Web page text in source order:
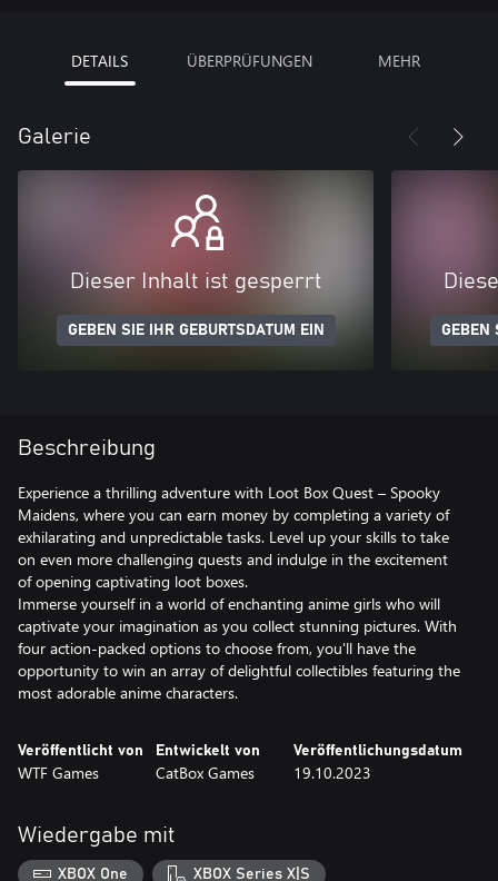
DETAILS ÜBERPRÜFUNGEN MEHR
Galerie
Dieser Inhalt ist gesperrt
GEBEN SIE IHR GEBURTSDATUM EIN GEBEN
Beschreibung
Experience a thrilling adventure with Loot Box Quest – Spooky
Maidens, where you can earn money by completing a variety of
exhilarating and unpredictable tasks. Level up your skills to take
on even more challenging quests and indulge in the excitement
of opening captivating loot boxes.
Immerse yourself in a world of enchanting anime girls who will
captivate your imagination as you collect stunning pictures. With
four action-packed options to choose from, you'll have the
opportunity to win an array of delightful collectibles featuring the
Veröffentlicht von
WTF Games
Entwickelt von
CatBox Games
Veröffentlichungsdatum
19.10.2023
Wiedergabe mit
XBOX One XBOX Series X|S